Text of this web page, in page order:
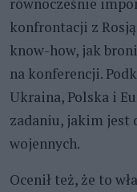
konfrontacji z
know-how, jak
na konferencji.
Ukraina, Polska i
zadaniu, jakim jest
wojennych.
Ocenił też, że to